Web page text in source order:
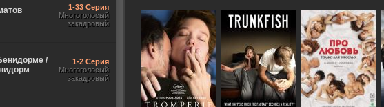
WEB-DLRip-AVC | D
Фантазии для взрослых / Les fantasmes (2021)
WEB-DLRip от New-Team | D
1.46
1-33 Серия
Многоголосый
закадровый
/
1-2 Серия
Многоголосый
закадровый